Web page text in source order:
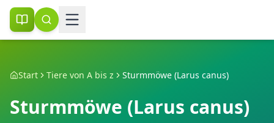
Start Tiere von A bis z Sturmmöwe (Larus canus)
Sturmmöwe (Larus canus)